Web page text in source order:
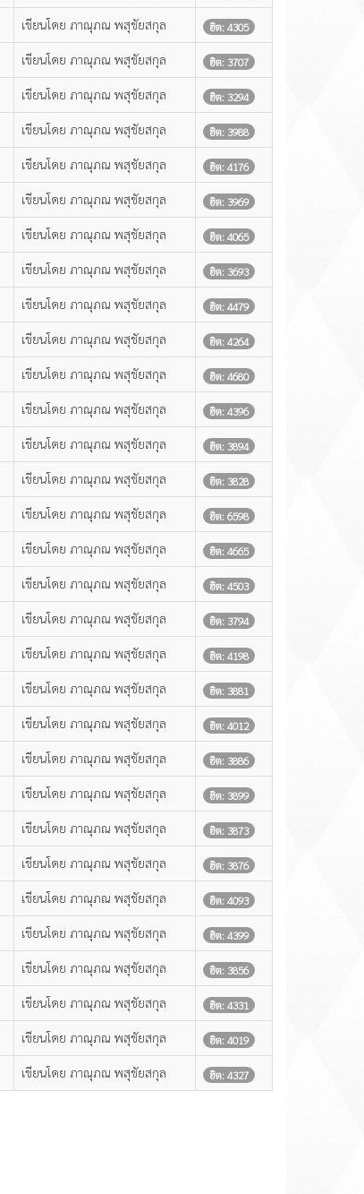
เขียนโดย ภาณุภณ พสุชัยสกุล ฮิต: 4305
เขียนโดย ภาณุภณ พสุชัยสกุล ฮิต: 3707
เขียนโดย ภาณุภณ พสุชัยสกุล ฮิต: 3294
เขียนโดย ภาณุภณ พสุชัยสกุล ฮิต: 3988
เขียนโดย ภาณุภณ พสุชัยสกุล ฮิต: 4176
เขียนโดย ภาณุภณ พสุชัยสกุล ฮิต: 3969
เขียนโดย ภาณุภณ พสุชัยสกุล ฮิต: 4065
เขียนโดย ภาณุภณ พสุชัยสกุล ฮิต: 3693
เขียนโดย ภาณุภณ พสุชัยสกุล ฮิต: 4479
เขียนโดย ภาณุภณ พสุชัยสกุล ฮิต: 4264
เขียนโดย ภาณุภณ พสุชัยสกุล ฮิต: 4680
เขียนโดย ภาณุภณ พสุชัยสกุล ฮิต: 4396
เขียนโดย ภาณุภณ พสุชัยสกุล ฮิต: 3894
เขียนโดย ภาณุภณ พสุชัยสกุล ฮิต: 3828
เขียนโดย ภาณุภณ พสุชัยสกุล ฮิต: 6598
เขียนโดย ภาณุภณ พสุชัยสกุล ฮิต: 4665
เขียนโดย ภาณุภณ พสุชัยสกุล ฮิต: 4503
เขียนโดย ภาณุภณ พสุชัยสกุล ฮิต: 3794
เขียนโดย ภาณุภณ พสุชัยสกุล ฮิต: 4198
เขียนโดย ภาณุภณ พสุชัยสกุล ฮิต: 3881
เขียนโดย ภาณุภณ พสุชัยสกุล ฮิต: 4012
เขียนโดย ภาณุภณ พสุชัยสกุล ฮิต: 3886
เขียนโดย ภาณุภณ พสุชัยสกุล ฮิต: 3899
เขียนโดย ภาณุภณ พสุชัยสกุล ฮิต: 3873
เขียนโดย ภาณุภณ พสุชัยสกุล ฮิต: 3876
เขียนโดย ภาณุภณ พสุชัยสกุล ฮิต: 4093
เขียนโดย ภาณุภณ พสุชัยสกุล ฮิต: 4399
เขียนโดย ภาณุภณ พสุชัยสกุล ฮิต: 3856
เขียนโดย ภาณุภณ พสุชัยสกุล ฮิต: 4331
เขียนโดย ภาณุภณ พสุชัยสกุล ฮิต: 4019
เขียนโดย ภาณุภณ พสุชัยสกุล ฮิต: 4327